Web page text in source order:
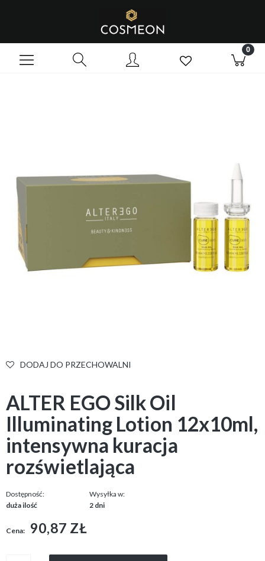
DODAJ DO PRZECHOWALNI
ALTER EGO Silk Oil
Illuminating Lotion 12x10ml,
intensywna kuracja
rozświetlająca
Dostępność:
duża ilość
Wysyłka w:
2 dni
Cena: 90,87 ZŁ